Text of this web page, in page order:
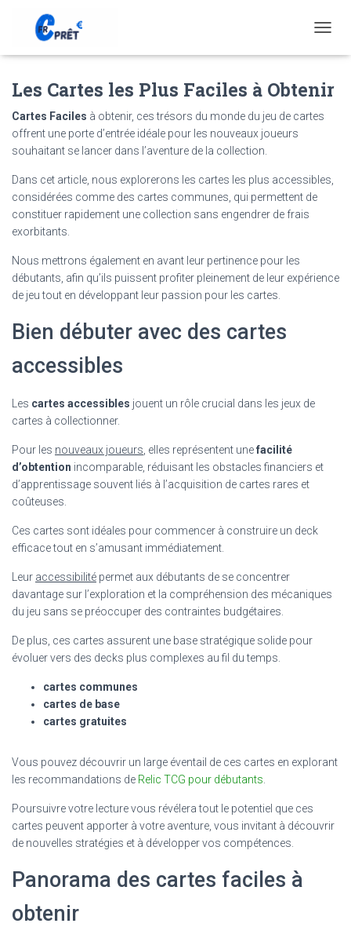
O
G
L
E
Les Cartes les Plus Faciles à Obtenir
Cartes Faciles à obtenir, ces trésors du monde du jeu de cartes
offrent une porte d’entrée idéale pour les nouveaux joueurs
souhaitant se lancer dans l’aventure de la collection.
Dans cet article, nous explorerons les cartes les plus accessibles,
considérées comme des cartes communes, qui permettent de
constituer rapidement une collection sans engendrer de frais
exorbitants.
Nous mettrons également en avant leur pertinence pour les
débutants, afin qu’ils puissent profiter pleinement de leur expérience
de jeu tout en développant leur passion pour les cartes.
Bien débuter avec des cartes
accessibles
Les cartes accessibles jouent un rôle crucial dans les jeux de
cartes à collectionner.
Pour les nouveaux joueurs , elles représentent unefacilité
d’obtention incomparable, réduisant les obstacles financiers et
d’apprentissage souvent liés à l’acquisition de cartes rares et
coûteuses.
Ces cartes sont idéales pour commencer à construire un deck
efficace tout en s’amusant immédiatement.
Leur accessibilité permet aux débutants de se concentrer
davantage sur l’exploration et la compréhension des mécaniques
du jeu sans se préoccuper des contraintes budgétaires.
De plus, ces cartes assurent une base stratégique solide pour
évoluer vers des decks plus complexes au fil du temps.
cartes communes
cartes de base
cartes gratuites
Vous pouvez découvrir un large éventail de ces cartes en explorant
les recommandations de Relic TCG pour débutants
Poursuivre votre lecture vous révélera tout le potentiel que ces
cartes peuvent apporter à votre aventure, vous invitant à découvrir
de nouvelles stratégies et à développer vos compétences.
Panorama des cartes faciles à
obtenir